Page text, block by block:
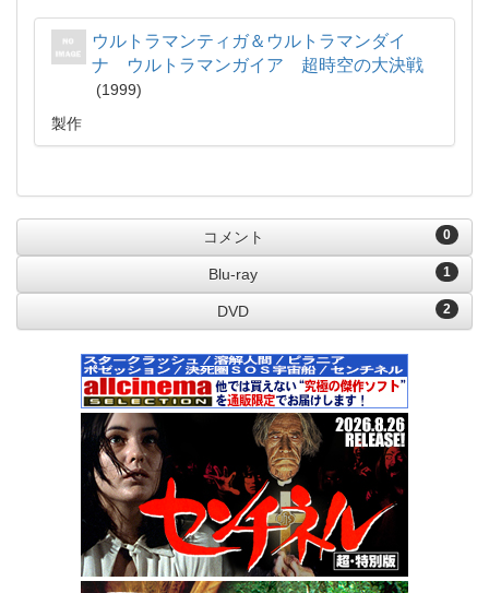
ウルトラマンティガ＆ウルトラマンダイ
ナ ウルトラマンガイア 超時空の大決戦
1999
製作
0
コメント
1
Blu-ray
2
DVD